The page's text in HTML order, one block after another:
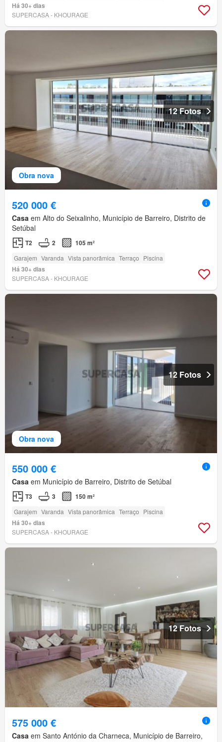
Há 30+ dias
SUPERCASA - KHOURAGE
Obra nova
12 Fotos
520 000 €
Casa em Alto do Seixalinho, Município de Barreiro, Distrito de
Setúbal
T2 2 105 m²
Garajem Varanda Vista panorâmica Terraço Piscina
Há 30+ dias
SUPERCASA - KHOURAGE
Obra nova
12 Fotos
550 000 €
Casa em Município de Barreiro, Distrito de Setúbal
T3 3 150 m²
Garajem Varanda Vista panorâmica Terraço Piscina
Há 30+ dias
SUPERCASA - KHOURAGE
12 Fotos
575 000 €
Casa em Santo António da Charneca, Município de Barreiro,